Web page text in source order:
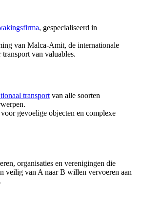
, gespecialiseerd in
van Malca-Amit, de internationale
van valuables.
transport van alle soorten
gevoelige objecten en complexe
organisaties en verenigingen die
veilig van A naar B willen vervoeren aan